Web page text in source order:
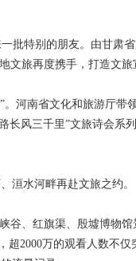
特别的朋友。由甘肃省
文旅再度携手，打造文旅
河南省文化和旅游厅带
长风三千里”文旅诗会系
水河畔再赴文旅之约。
、红旗渠、殷墟博物馆
超2000万的观看人数不仅